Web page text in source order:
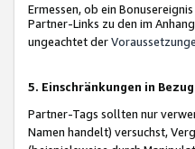
Ermessen, ob ein
Partner-Links zu den im
ungeachtet der
5. Einschränkungen in
Partner-Tags sollten nur
Namen handelt) versuchst,